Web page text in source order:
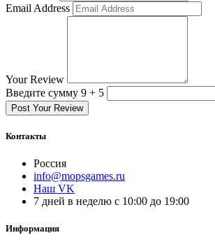
Email Address
Your Review
Введите сумму 9 + 5
Post Your Review
Контакты
Россия
info@mopsgames.ru
Наш VK
7 дней в неделю с 10:00 до 19:00
Информация